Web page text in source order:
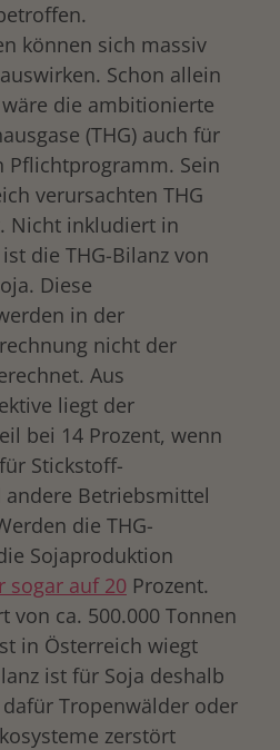
können sich massiv
Schon allein
die ambitionierte
(THG) auch für
Pflichtprogramm. Sein
verursachten THG
Nicht inkludiert in
die THG-Bilanz von
Diese
in der
nicht der
Aus
liegt der
bei 14 Prozent, wenn
Stickstoff-
Betriebsmittel
die THG-
Sojaproduktion
sogar auf 20 Prozent.
von ca. 500.000 Tonnen
in Österreich wiegt
ist für Soja deshalb
Tropenwälder oder
zerstört